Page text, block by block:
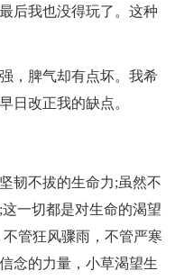
后我也没得玩了。这种
，脾气却有点坏。我希
日改正我的缺点。
韧不拔的生命力;虽然不
一切都是对生命的渴望
管狂风骤雨，不管严寒
念的力量，小草渴望生